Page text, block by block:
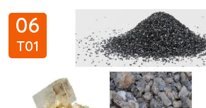
06
T01